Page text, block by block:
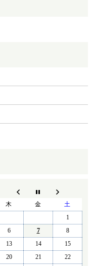
木 金
土
1
6 7
8
13 14
15
20 21
22